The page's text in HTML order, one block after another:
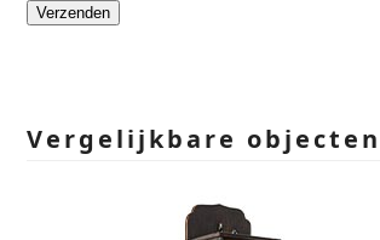
Please
Vergelijkbare objecten